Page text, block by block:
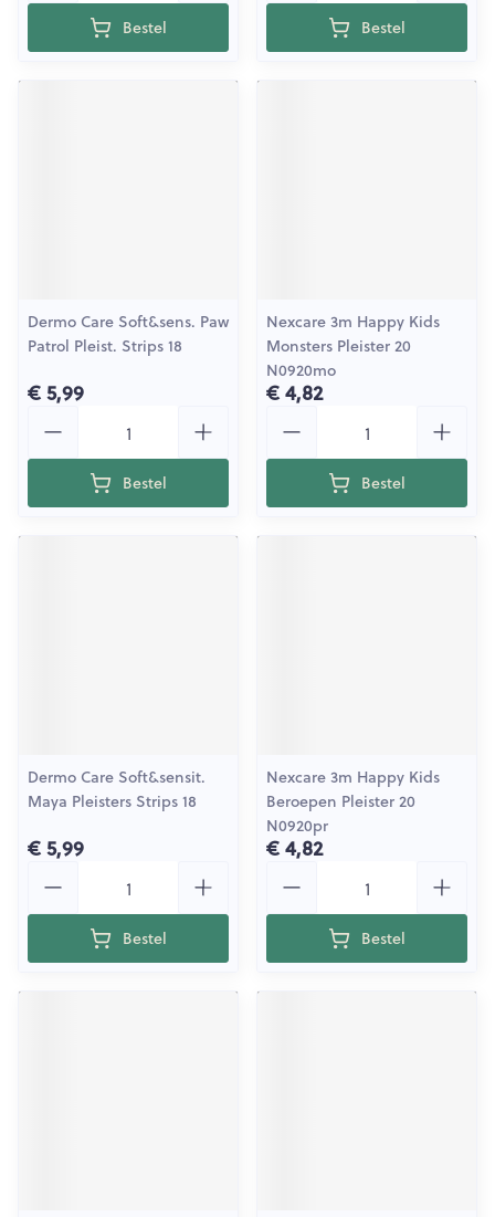
Bestel Bestel
Dermo Care Soft&sens. Paw
Patrol Pleist. Strips 18
€ 5,99
Bestel
Nexcare 3m Happy Kids
Monsters Pleister 20
N0920mo
€ 4,82
Bestel
Dermo Care Soft&sensit.
Maya Pleisters Strips 18
€ 5,99
Bestel
Nexcare 3m Happy Kids
Beroepen Pleister 20
N0920pr
€ 4,82
Bestel